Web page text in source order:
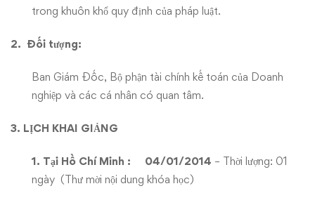
trong khuôn khổ quy định của pháp luật.
2. Đối tượng:
Ban Giám Đốc, Bộ phận tài chính kế toán của Doanh
nghiệp và các cá nhân có quan tâm.
3. LỊCH KHAI GIẢNG
1. Tại Hồ Chí Minh : 04/01/2014 – Thời lượng: 01
ngày (Thư mời nội dung khóa học)